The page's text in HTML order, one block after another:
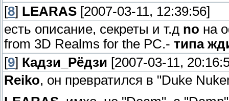
[8] LEARAS [2007-03-11, 12:39:56]
есть описание, секреты и т.д no на
from 3D Realms for the PC.- типа
[9] Кадзи_Рёдзи [2007-03-11,
Reiko, он превратился в "Duke